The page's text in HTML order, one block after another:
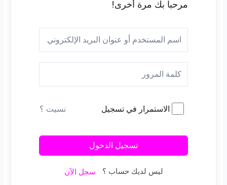
مرحبا بك مرة أخرى!
الاستمرار في تسجيل نسيت ؟
تسجيل الدخول
ليس لديك حساب ؟ سجل الآن